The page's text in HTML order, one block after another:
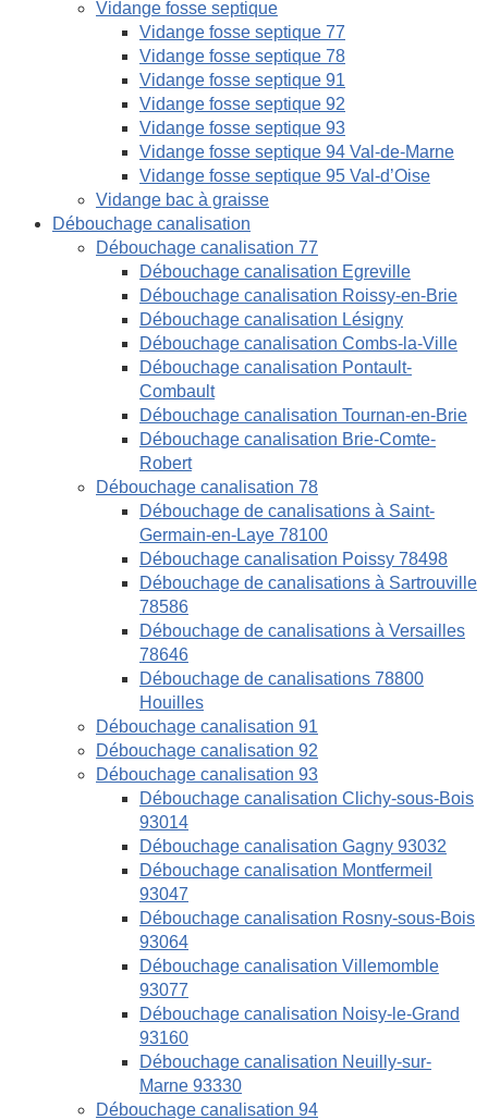
Vidange fosse septique
Vidange fosse septique 77
Vidange fosse septique 78
Vidange fosse septique 91
Vidange fosse septique 92
Vidange fosse septique 93
Vidange fosse septique 94 Val-de-Marne
Vidange fosse septique 95 Val-d’Oise
Vidange bac à graisse
Débouchage canalisation
Débouchage canalisation 77
Débouchage canalisation Egreville
Débouchage canalisation Roissy-en-Brie
Débouchage canalisation Lésigny
Débouchage canalisation Combs-la-Ville
Débouchage canalisation Pontault-
Combault
Débouchage canalisation Tournan-en-Brie
Débouchage canalisation Brie-Comte-
Robert
Débouchage canalisation 78
Débouchage de canalisations à Saint-
Germain-en-Laye 78100
Débouchage canalisation Poissy 78498
Débouchage de canalisations à Sartrouville
78586
Débouchage de canalisations à Versailles
78646
Débouchage de canalisations 78800
Houilles
Débouchage canalisation 91
Débouchage canalisation 92
Débouchage canalisation 93
Débouchage canalisation Clichy-sous-Bois
93014
Débouchage canalisation Gagny 93032
Débouchage canalisation Montfermeil
93047
Débouchage canalisation Rosny-sous-Bois
93064
Débouchage canalisation Villemomble
93077
Débouchage canalisation Noisy-le-Grand
93160
Débouchage canalisation Neuilly-sur-
Marne 93330
Débouchage canalisation 94